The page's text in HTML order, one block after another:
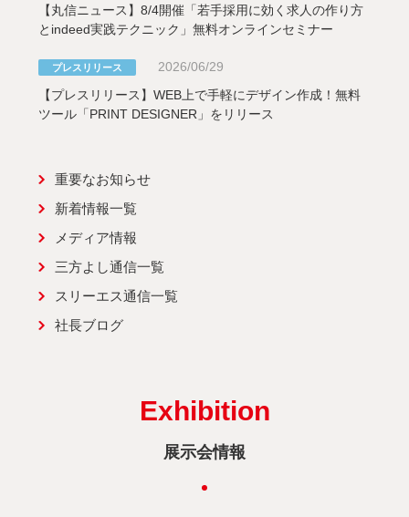
【丸信ニュース】8/4開催「若手採用に効く求人の作り方
とindeed実践テクニック」無料オンラインセミナー
プレスリリース
2026/06/29
【プレスリリース】WEB上で手軽にデザイン作成！無料
ツール「PRINT DESIGNER」をリリース
重要なお知らせ
新着情報一覧
メディア情報
三方よし通信一覧
スリーエス通信一覧
社長ブログ
Exhibition
展示会情報